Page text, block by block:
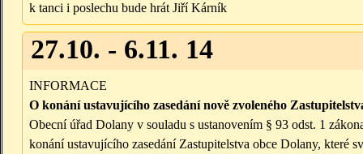
k tanci i poslechu bude hrát Jiří Kárník
27.10. - 6.11. 14
INFORMACE
O konání ustavujícího zasedání nově zvoleného
Obecní úřad Dolany v souladu s ustanovením § 93 odst. 1
konání ustavujícího zasedání Zastupitelstva obce Dolany, které